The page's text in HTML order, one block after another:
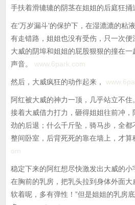
手扶着滑辘辘的阴茎在姐姐的后庭狂捅
在‘万岁漏斗’的保护下，在湿漉漉的粘
有走错路，姐姐也没有受伤，只一次便
大威的阴埠和姐姐的屁股狠狠的撞在一
声音。
www.6park.com
然后，大威疯狂的动作起来，
阿红被大威的神力一顶，几乎站立不住
接着大威借力打力，砸得姐姐往前冲
劲的后退；什么千斤坠，骑马步，全
整间卧室，后背死死的靠在墙上，才算
om
稳定下来的阿红想尽快激发出大威的
在胸前的乳房，把乳头拉到身体外面大
软着呢，多有弹性！”但是姐姐的乳房